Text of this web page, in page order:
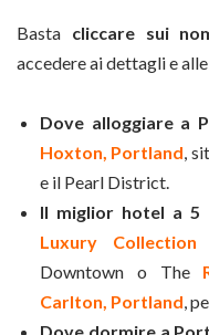
Basta cliccare sui
accedere ai dettagli e
Dove alloggiare a
Hoxton, Portland,
e il Pearl District.
Il miglior hotel a 5
Luxury
Downtown o The
Carlton, Portland,